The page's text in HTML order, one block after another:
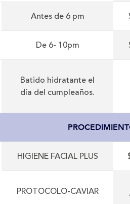
Antes de 6 pm
De 6- 10pm
Batido hidratante el
día del cumpleaños.
HIGIENE FACIAL PLUS
PROTOCOLO-CAVIAR